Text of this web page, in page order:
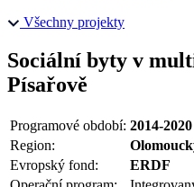
Všechny projekty
Sociální byty v
Písařově
Programové období: 2014-2020
Region:
Evropský fond:
ERDF